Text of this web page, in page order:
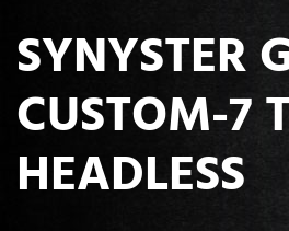
SYNYSTER
CUSTOM-7
HEADLESS